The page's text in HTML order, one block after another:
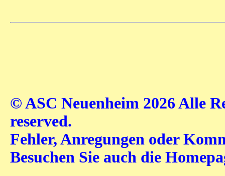
© ASC Neuenheim 2026 Alle
reserved.
Fehler, Anregungen oder
Besuchen Sie auch die